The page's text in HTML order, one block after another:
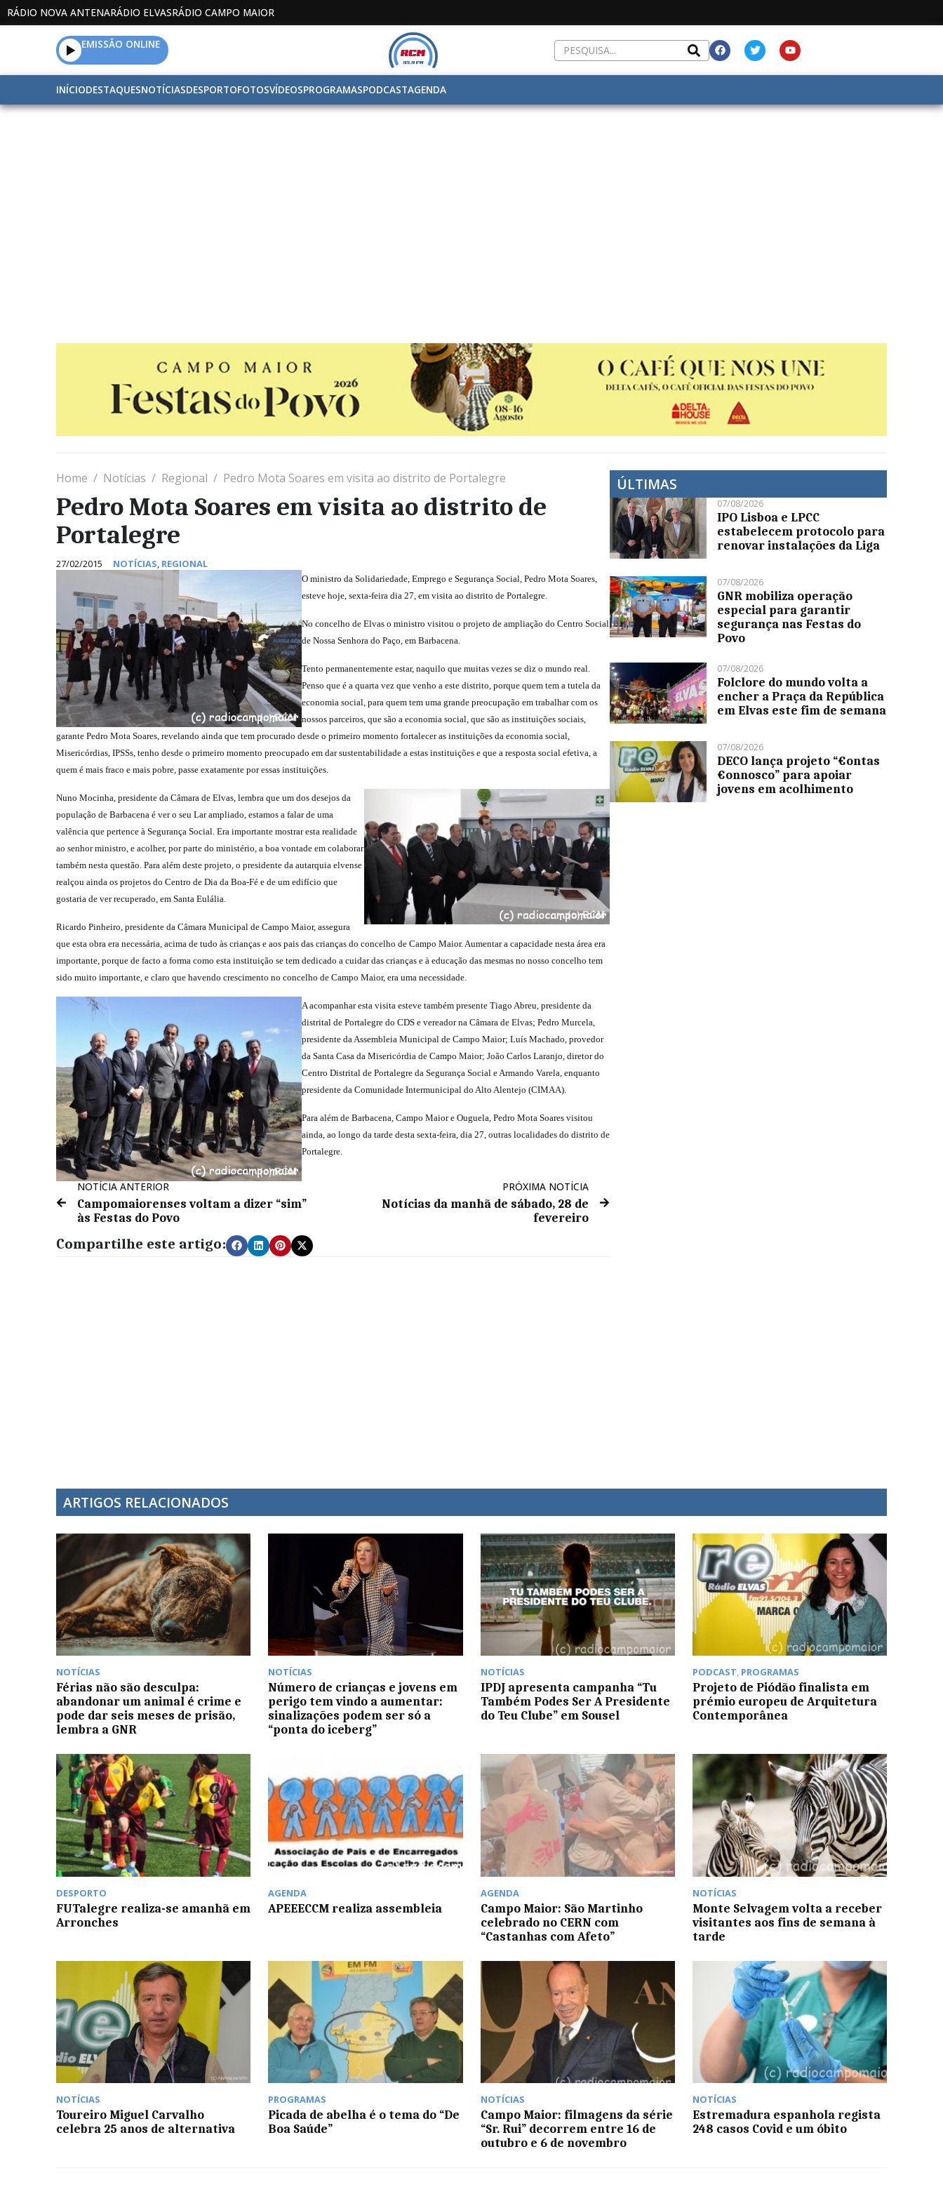
RÁDIO NOVA ANTENARÁDIO ELVASRÁDIO CAMPO MAIOR
EMISSÃO ONLINE
INÍCIODESTAQUESNOTÍCIASDESPORTOFOTOSVÍDEOSPROGRAMASPODCASTAGENDA
Home Notícias Regional Pedro Mota Soares em visita ao distrito de Portalegre
Pedro Mota Soares em visita ao distrito de
Portalegre
27/02/2015 NOTÍCIAS, REGIONAL
O ministro da Solidariedade, Emprego e Segurança Social, Pedro Mota Soares,
esteve hoje, sexta-feira dia 27, em visita ao distrito de Portalegre.
No concelho de Elvas o ministro visitou o projeto de ampliação do Centro Social
de Nossa Senhora do Paço, em Barbacena.
Tento permanentemente estar, naquilo que muitas vezes se diz o mundo real.
Penso que é a quarta vez que venho a este distrito, porque quem tem a tutela da
economia social, para quem tem uma grande preocupação em trabalhar com os
nossos parceiros, que são a economia social, que são as instituições sociais,
garante Pedro Mota Soares, revelando ainda que tem procurado desde o primeiro momento fortalecer as instituições da economia social,
Misericórdias, IPSSs, tenho desde o primeiro momento preocupado em dar sustentabilidade a estas instituições e que a resposta social efetiva, a
quem é mais fraco e mais pobre, passe exatamente por essas instituições.
Nuno Mocinha, presidente da Câmara de Elvas, lembra que um dos desejos da
população de Barbacena é ver o seu Lar ampliado, estamos a falar de uma
valência que pertence à Segurança Social. Era importante mostrar esta realidade
ao senhor ministro, e acolher, por parte do ministério, a boa vontade em colaborar
também nesta questão. Para além deste projeto, o presidente da autarquia elvense
realçou ainda os projetos do Centro de Dia da Boa-Fé e de um edifício que
gostaria de ver recuperado, em Santa Eulália.
Ricardo Pinheiro, presidente da Câmara Municipal de Campo Maior, assegura
que esta obra era necessária, acima de tudo às crianças e aos pais das crianças do concelho de Campo Maior. Aumentar a capacidade nesta área era
importante, porque de facto a forma como esta instituição se tem dedicado a cuidar das crianças e à educação das mesmas no nosso concelho tem
sido muito importante, e claro que havendo crescimento no concelho de Campo Maior, era uma necessidade.
A acompanhar esta visita esteve também presente Tiago Abreu, presidente da
distrital de Portalegre do CDS e vereador na Câmara de Elvas; Pedro Murcela,
presidente da Assembleia Municipal de Campo Maior; Luís Machado, provedor
da Santa Casa da Misericórdia de Campo Maior; João Carlos Laranjo, diretor do
Centro Distrital de Portalegre da Segurança Social e Armando Varela, enquanto
presidente da Comunidade Intermunicipal do Alto Alentejo (CIMAA).
Para além de Barbacena, Campo Maior e Ouguela, Pedro Mota Soares visitou
ainda, ao longo da tarde desta sexta-feira, dia 27, outras localidades do distrito de
Portalegre.
NOTÍCIA ANTERIOR
Campomaiorenses voltam a dizer “sim”
às Festas do Povo
PRÓXIMA NOTÍCIA
Notícias da manhã de sábado, 28 de
fevereiro
Compartilhe este artigo:
ÚLTIMAS
07/08/2026
IPO Lisboa e LPCC
estabelecem protocolo para
renovar instalações da Liga
07/08/2026
GNR mobiliza operação
especial para garantir
segurança nas Festas do
Povo
07/08/2026
Folclore do mundo volta a
encher a Praça da República
em Elvas este fim de semana
07/08/2026
DECO lança projeto “€ontas
€onnosco” para apoiar
jovens em acolhimento
ARTIGOS RELACIONADOS
NOTÍCIAS
Férias não são desculpa:
abandonar um animal é crime e
pode dar seis meses de prisão,
lembra a GNR
NOTÍCIAS
Número de crianças e jovens em
perigo tem vindo a aumentar:
sinalizações podem ser só a
“ponta do iceberg”
NOTÍCIAS
IPDJ apresenta campanha “Tu
Também Podes Ser A Presidente
do Teu Clube” em Sousel
PODCAST, PROGRAMAS
Projeto de Piódão finalista em
prémio europeu de Arquitetura
Contemporânea
DESPORTO
FUTalegre realiza-se amanhã em
Arronches
AGENDA
APEEECCM realiza assembleia
AGENDA
Campo Maior: São Martinho
celebrado no CERN com
“Castanhas com Afeto”
NOTÍCIAS
Monte Selvagem volta a receber
visitantes aos fins de semana à
tarde
NOTÍCIAS
Toureiro Miguel Carvalho
celebra 25 anos de alternativa
PROGRAMAS
Picada de abelha é o tema do “De
Boa Saúde”
NOTÍCIAS
Campo Maior: filmagens da série
“Sr. Rui” decorrem entre 16 de
outubro e 6 de novembro
NOTÍCIAS
Estremadura espanhola regista
248 casos Covid e um óbito